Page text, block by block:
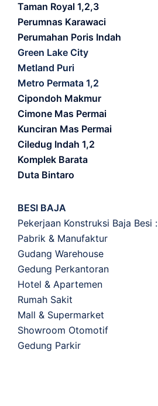
Taman Royal 1,2,3
Perumnas Karawaci
Perumahan Poris Indah
Green Lake City
Metland Puri
Metro Permata 1,2
Cipondoh Makmur
Cimone Mas Permai
Kunciran Mas Permai
Ciledug Indah 1,2
Komplek Barata
Duta Bintaro
BESI BAJA
Pekerjaan Konstruksi Baja Besi :
Pabrik & Manufaktur
Gudang Warehouse
Gedung Perkantoran
Hotel & Apartemen
Rumah Sakit
Mall & Supermarket
Showroom Otomotif
Gedung Parkir